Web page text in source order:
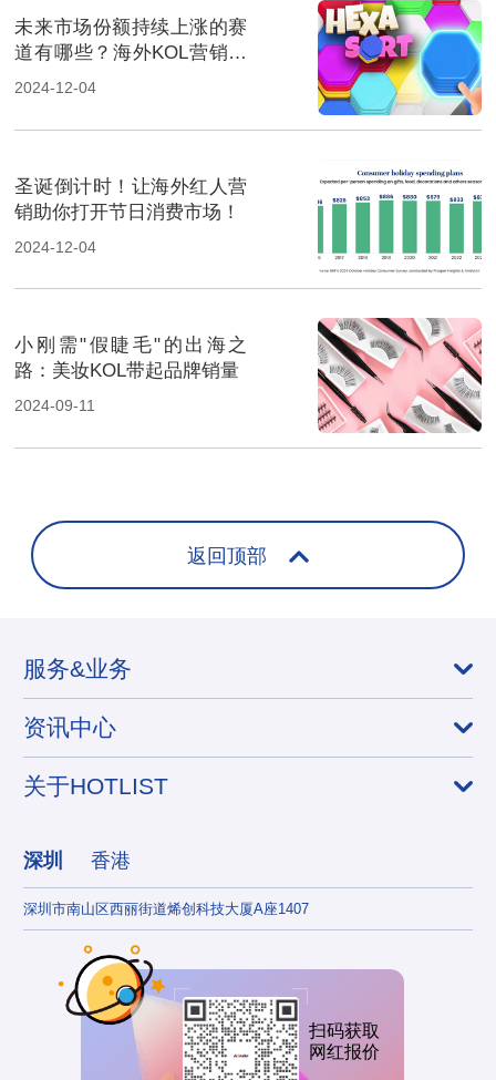
未来市场份额持续上涨的赛
道有哪些？海外KOL营销榜
上有名
2024-12-04
圣诞倒计时！让海外红人营
销助你打开节日消费市场！
2024-12-04
小刚需"假睫毛"的出海之
路：美妆KOL带起品牌销量
2024-09-11
返回顶部
服务&业务
资讯中心
关于HOTLIST
深圳 香港
深圳市南山区西丽街道烯创科技大厦A座1407
扫码获取
网红报价